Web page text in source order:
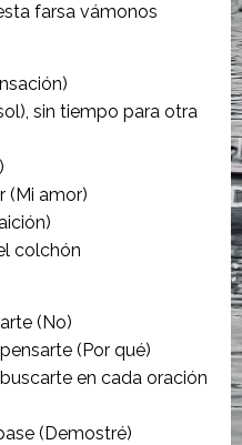
farsa vámonos
sin tiempo para otra
(Mi amor)
colchón
(No)
(Por qué)
en cada oración
(Demostré)